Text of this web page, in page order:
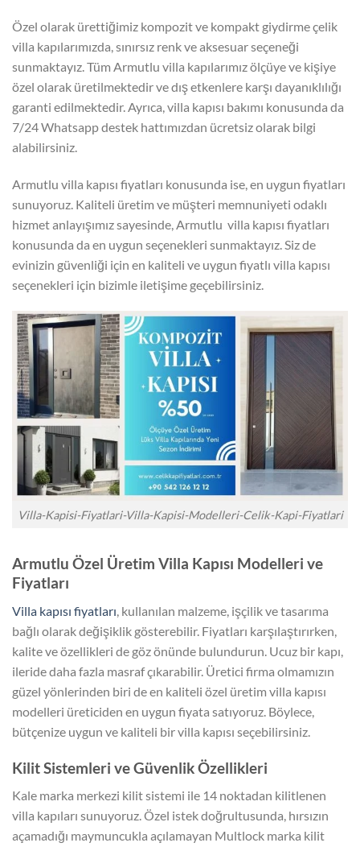
Özel olarak ürettiğimiz kompozit ve kompakt giydirme çelik
villa kapılarımızda, sınırsız renk ve aksesuar seçeneği
sunmaktayız. Tüm Armutlu villa kapılarımız ölçüye ve kişiye
özel olarak üretilmektedir ve dış etkenlere karşı dayanıklılığı
garanti edilmektedir. Ayrıca, villa kapısı bakımı konusunda da
7/24 Whatsapp destek hattımızdan ücretsiz olarak bilgi
alabilirsiniz.
Armutlu villa kapısı fiyatları konusunda ise, en uygun fiyatları
sunuyoruz. Kaliteli üretim ve müşteri memnuniyeti odaklı
hizmet anlayışımız sayesinde, Armutlu villa kapısı fiyatları
konusunda da en uygun seçenekleri sunmaktayız. Siz de
evinizin güvenliği için en kaliteli ve uygun fiyatlı villa kapısı
seçenekleri için bizimle iletişime geçebilirsiniz.
Villa-Kapisi-Fiyatlari-Villa-Kapisi-Modelleri-Celik-Kapi-Fiyatlari
Armutlu Özel Üretim Villa Kapısı Modelleri ve
Fiyatları
Villa kapısı fiyatları, kullanılan malzeme, işçilik ve tasarıma
bağlı olarak değişiklik gösterebilir. Fiyatları karşılaştırırken,
kalite ve özellikleri de göz önünde bulundurun. Ucuz bir kapı,
ileride daha fazla masraf çıkarabilir. Üretici firma olmamızın
güzel yönlerinden biri de en kaliteli özel üretim villa kapısı
modelleri üreticiden en uygun fiyata satıyoruz. Böylece,
bütçenize uygun ve kaliteli bir villa kapısı seçebilirsiniz.
Kilit Sistemleri ve Güvenlik Özellikleri
Kale marka merkezi kilit sistemi ile 14 noktadan kilitlenen
villa kapıları sunuyoruz. Özel istek doğrultusunda, hırsızın
açamadığı maymuncukla açılamayan Multlock marka kilit